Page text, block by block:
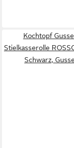
Kochtopf
Stielkasserolle
Schwarz,